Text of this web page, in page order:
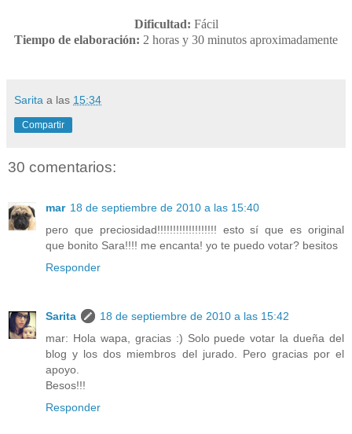
Dificultad: Fácil
Tiempo de elaboración: 2 horas y 30 minutos aproximadamente
Sarita a las 15:34
Compartir
30 comentarios:
mar 18 de septiembre de 2010 a las 15:40
pero que preciosidad!!!!!!!!!!!!!!!!!!! esto sí que es original
que bonito Sara!!!! me encanta! yo te puedo votar? besitos
Responder
Sarita
18 de septiembre de 2010 a las 15:42
mar: Hola wapa, gracias :) Solo puede votar la dueña del
blog y los dos miembros del jurado. Pero gracias por el
apoyo.
Besos!!!
Responder